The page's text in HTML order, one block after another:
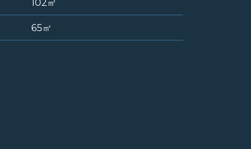
102㎡
65㎥